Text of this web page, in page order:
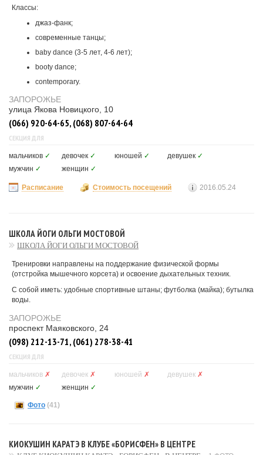
Классы:
джаз-фанк;
современные танцы;
baby dance (3-5 лет, 4-6 лет);
booty dance;
contemporary.
ЗАПОРОЖЬЕ
улица Якова Новицкого, 10
(066) 920-64-65, (068) 807-64-64
СЕКЦИЯ ДЛЯ
мальчиков ✓ девочек ✓ юношей ✓ девушек ✓
мужчин ✓ женщин ✓
Расписание Стоимость посещений 2016.05.24
ШКОЛА ЙОГИ ОЛЬГИ МОСТОВОЙ
ШКОЛА ЙОГИ ОЛЬГИ МОСТОВОЙ
Тренировки направлены на поддержание физической формы
(отстройка мышечного корсета) и освоение дыхательных техник.
С собой иметь: удобные спортивные штаны; футболка (майка); бутылка
воды.
ЗАПОРОЖЬЕ
проспект Маяковского, 24
(098) 212-13-71, (061) 278-38-41
СЕКЦИЯ ДЛЯ
мальчиков ✗ девочек ✗ юношей ✗ девушек ✗
мужчин ✓ женщин ✓
Фото (41)
КИОКУШИН КАРАТЭ В КЛУБЕ «БОРИСФЕН» В ЦЕНТРЕ